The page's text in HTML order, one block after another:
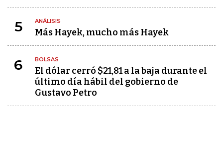
5 ANÁLISIS
Más Hayek, mucho más Hayek
6 BOLSAS
El dólar cerró $21,81 a la baja durante el
último día hábil del gobierno de
Gustavo Petro